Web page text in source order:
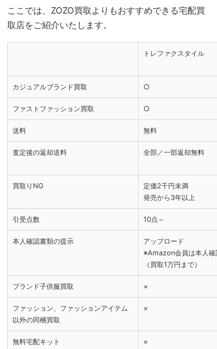
ここでは、ZOZO買取よりもおすすめできる宅配買
取店をご紹介いたします。
トレファクスタイル
カジュアルブランド買取 ○
ファストファッション買取 ○
送料 無料
査定後の返却送料 全部／一部返却無料
買取りNG
定価2千円未満
発売から3年以上
引受点数 10点～
本人確認書類の提示
アップロード
※Amazon会員は本人確
（買取1万円まで）
ブランド子供服買取 ×
ファッション、ファッションアイテム
以外の同梱買取
×
無料宅配キット ×